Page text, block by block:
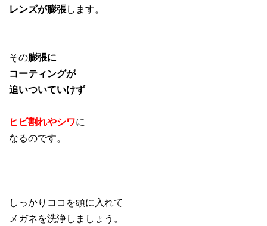
レンズが膨張します。
その膨張に
コーティングが
追いついていけず
ヒビ割れやシワに
なるのです。
しっかりココを頭に入れて
メガネを洗浄しましょう。